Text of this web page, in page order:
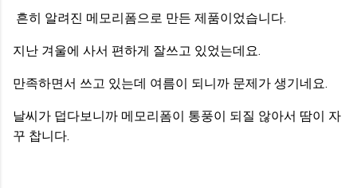
흔히 알려진 메모리폼으로 만든 제품이었습니다.
지난 겨울에 사서 편하게 잘쓰고 있었는데요.
만족하면서 쓰고 있는데 여름이 되니까 문제가 생기네요.
날씨가 덥다보니까 메모리폼이 통풍이 되질 않아서 땀이 자
꾸 찹니다.